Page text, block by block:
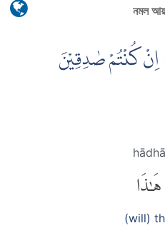
নমল
اِنْ كُنْتُمْ صٰدِقِيْنَ
hādhā
هَٰذَا
(will)